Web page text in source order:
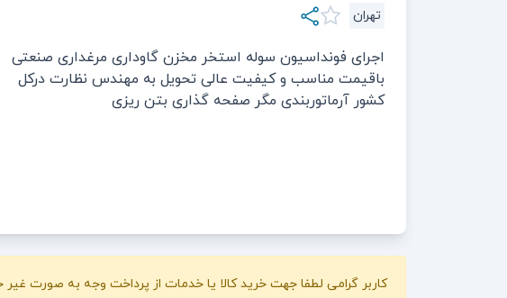
تهران
اجرای فونداسیون سوله استخر مخزن گاوداری مرغداری صنعتی
باقیمت مناسب و کیفیت عالی تحویل به مهندس نظارت درکل
کشور آرماتوربندی مگر صفحه گذاری بتن ریزی
کاربر گرامی لطفا جهت خرید کالا یا خدمات از پرداخت وجه به صورت غیر